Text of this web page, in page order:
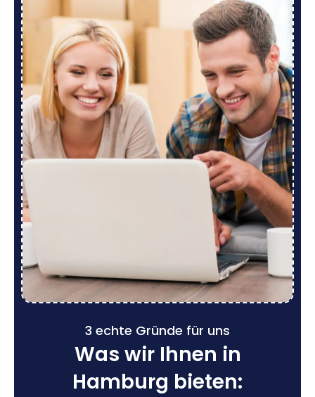
3 echte Gründe für uns
Was wir Ihnen in
Hamburg bieten: